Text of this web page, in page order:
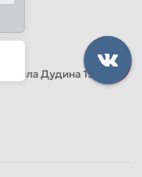
Дудина 15, офис